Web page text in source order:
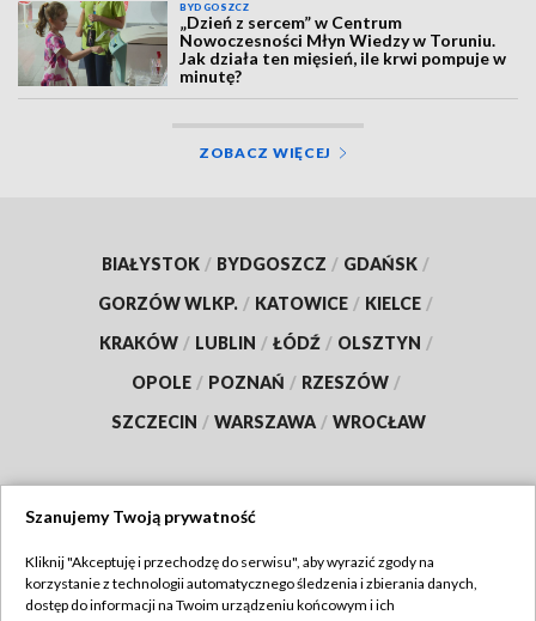
BYDGOSZCZ
„Dzień z sercem” w Centrum
Nowoczesności Młyn Wiedzy w Toruniu.
Jak działa ten mięsień, ile krwi pompuje w
minutę?
ZOBACZ WIĘCEJ
BIAŁYSTOK / BYDGOSZCZ / GDAŃSK /
GORZÓW WLKP. / KATOWICE / KIELCE /
KRAKÓW / LUBLIN / ŁÓDŹ / OLSZTYN /
OPOLE / POZNAŃ / RZESZÓW /
SZCZECIN / WARSZAWA / WROCŁAW
TVP
Szanujemy Twoją prywatność
Kliknij "Akceptuję i przechodzę do serwisu", aby wyrazić zgody na
korzystanie z technologii automatycznego śledzenia i zbierania danych,
dostęp do informacji na Twoim urządzeniu końcowym i ich